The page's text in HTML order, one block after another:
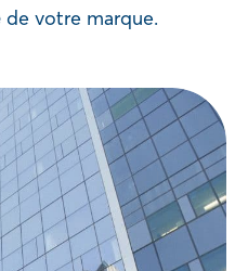
de votre marque.